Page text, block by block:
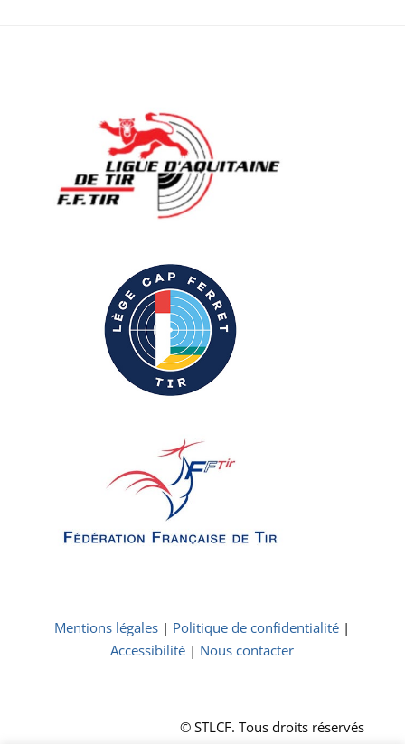
Mentions légales | Politique de confidentialité |
Accessibilité | Nous contacter
© STLCF. Tous droits réservés